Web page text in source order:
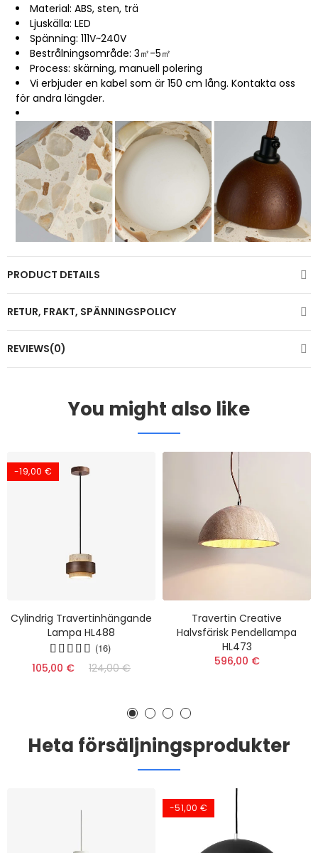
Material: ABS, sten, trä
Ljuskälla: LED
Spänning: 111V~240V
Bestrålningsområde: 3㎡-5㎡
Process: skärning, manuell polering
Vi erbjuder en kabel som är 150 cm lång. Kontakta oss
för andra längder.
PRODUCT DETAILS
RETUR, FRAKT, SPÄNNINGSPOLICY
REVIEWS(0)
You might also like
-19,00 €
Cylindrig Travertinhängande
Lampa HL488
(16)
105,00 € 124,00 €
Travertin Creative
Halvsfärisk Pendellampa
HL473
596,00 €
Heta försäljningsprodukter
-51,00 €